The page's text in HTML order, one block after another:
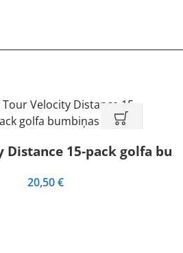
Distance 15-pack golfa
20,50€